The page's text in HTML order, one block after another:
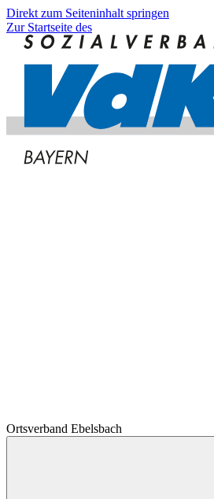
Direkt zum Seiteninhalt springen
Zur Startseite des
Ortsverband Ebelsbach